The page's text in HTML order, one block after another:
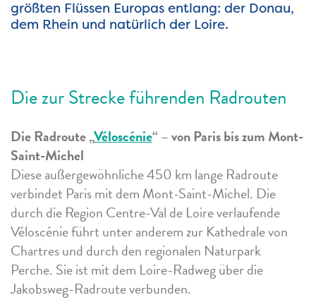
größten Flüssen Europas entlang: der Donau,
dem Rhein und natürlich der Loire.
Die zur Strecke führenden Radrouten
Die Radroute „Véloscénie“ – von Paris bis zum Mont-
Saint-Michel
Diese außergewöhnliche 450 km lange Radroute
verbindet Paris mit dem Mont-Saint-Michel. Die
durch die Region Centre-Val de Loire verlaufende
Véloscénie führt unter anderem zur Kathedrale von
Chartres und durch den regionalen Naturpark
Perche. Sie ist mit dem Loire-Radweg über die
Jakobsweg-Radroute verbunden.